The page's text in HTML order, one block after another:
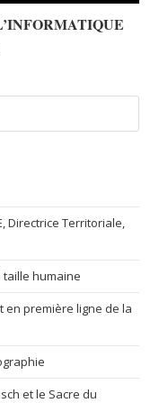
Directrice Territoriale,
taille humaine
en première ligne de la
et le Sacre du